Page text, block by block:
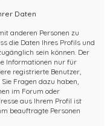
Daten
anderen Personen zu
die Daten Ihres Profils und
sein können. Der
Informationen nur für
registrierte Benutzer,
Fragen dazu haben,
im Forum oder
aus Ihrem Profil ist
beauftragte Personen